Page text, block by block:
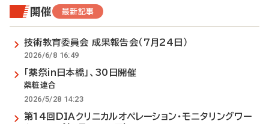
開催 最新記事
技術教育委員会 成果報告会（7月24日）
2026/6/8 16:49
「薬祭in日本橋」、30日開催
薬粧連合
2026/5/28 14:23
第14回DIAクリニカルオペレーション・モニタリングワー